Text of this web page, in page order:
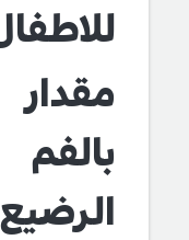
الرضيع